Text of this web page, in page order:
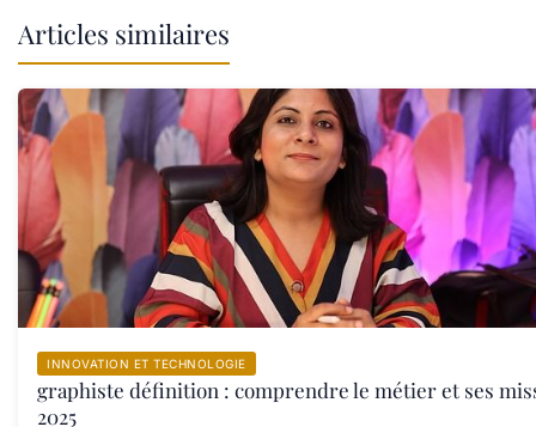
Articles similaires
INNOVATION ET TECHNOLOGIE
graphiste définition : comprendre le métier et ses
2025